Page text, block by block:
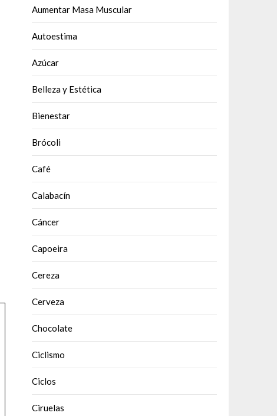
Aumentar Masa Muscular
Autoestima
Azúcar
Belleza y Estética
Bienestar
Brócoli
Café
Calabacín
Cáncer
Capoeira
Cereza
Cerveza
Chocolate
Ciclismo
Ciclos
Ciruelas